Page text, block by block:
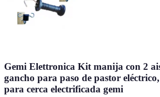
Gemi Elettronica Kit manija con 2
gancho para paso de pastor
para cerca electrificada gemi